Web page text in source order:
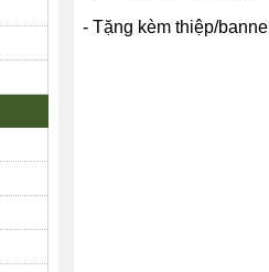
- Tặng kèm thiệp/